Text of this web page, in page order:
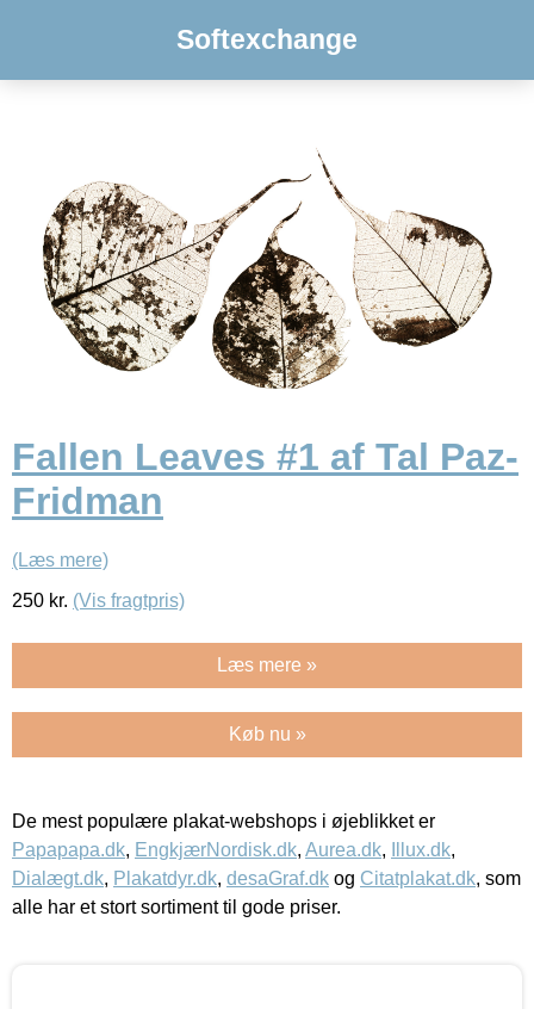
Softexchange
Fallen Leaves #1 af Tal Paz-
Fridman
(Læs mere)
250 kr. (Vis fragtpris)
Læs mere »
Køb nu »
De mest populære plakat-webshops i øjeblikket er
Papapapa.dk, EngkjærNordisk.dk, Aurea.dk, Illux.dk,
Dialægt.dk, Plakatdyr.dk, desaGraf.dk og Citatplakat.dk, som
alle har et stort sortiment til gode priser.